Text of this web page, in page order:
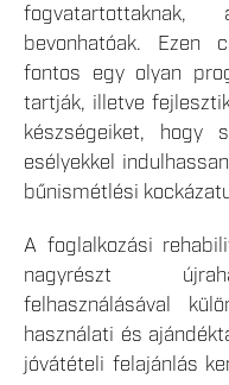
bevonhatóak. Ezen
fontos egy olyan
tartják, illetve
készségeiket, hogy
esélyekkel
bűnismétlési
A foglalkozási
nagyrészt
felhasználásával
használati és
jóvátételi felajánlás